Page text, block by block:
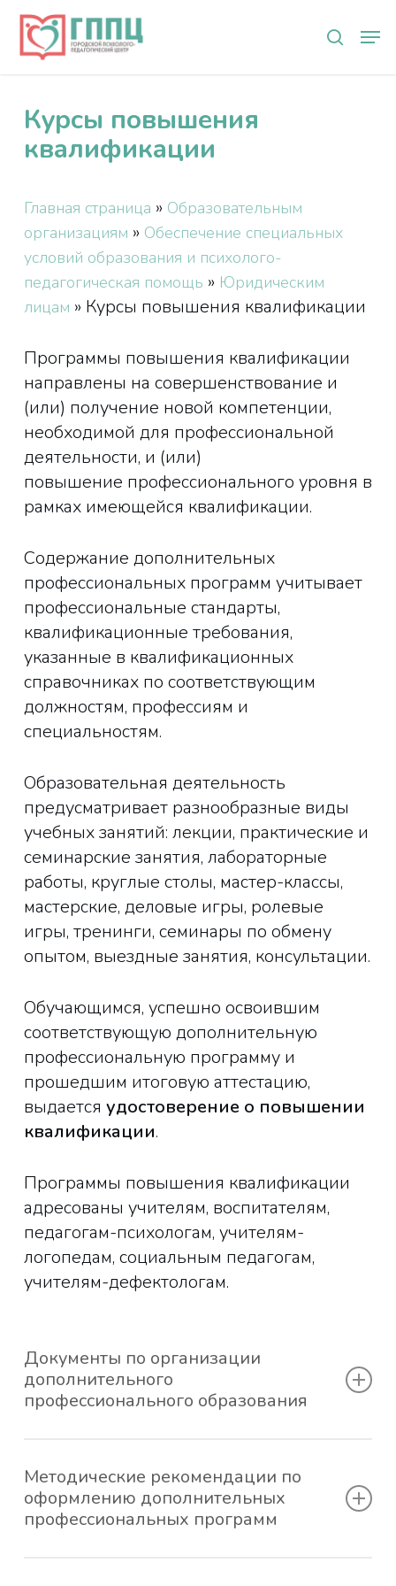
Skip
main
search
Курсы повышения
квалификации
Главная страница » Образовательным
организациям » Обеспечение специальных
условий образования и психолого-
педагогическая помощь » Юридическим
лицам » Курсы повышения квалификации
Программы повышения квалификации
направлены на совершенствование и
(или) получение новой компетенции,
необходимой для профессиональной
деятельности, и (или)
повышение профессионального уровня в
рамках имеющейся квалификации.
Содержание дополнительных
профессиональных программ учитывает
профессиональные стандарты,
квалификационные требования,
указанные в квалификационных
справочниках по соответствующим
должностям, профессиям и
специальностям.
Образовательная деятельность
предусматривает разнообразные виды
учебных занятий: лекции, практические и
семинарские занятия, лабораторные
работы, круглые столы, мастер-классы,
мастерские, деловые игры, ролевые
игры, тренинги, семинары по обмену
опытом, выездные занятия, консультации.
Обучающимся, успешно освоившим
соответствующую дополнительную
профессиональную программу и
прошедшим итоговую аттестацию,
выдается удостоверение о повышении
квалификации.
Программы повышения квалификации
адресованы учителям, воспитателям,
педагогам-психологам, учителям-
логопедам, социальным педагогам,
учителям-дефектологам.
Документы по организации
дополнительного
профессионального образования
образовательных услуг для
юридических лиц
📄Договор для физических лиц
Методические рекомендации по
оформлению дополнительных
профессиональных программ